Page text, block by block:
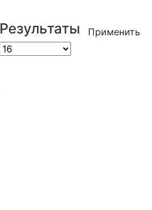
Результаты Применить